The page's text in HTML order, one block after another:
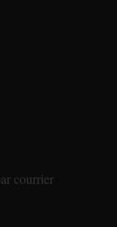
courrier